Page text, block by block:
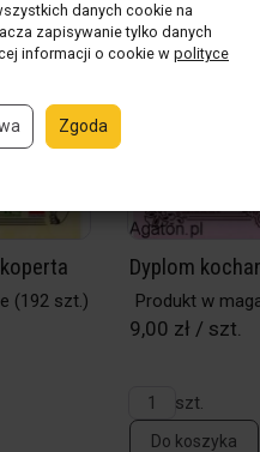
(192 szt.)
Dyplom
Produkt w
9,00 zł / szt.
szt.
Do koszyka
danych cookie na
zapisywanie tylko danych
informacji o cookie w polityce
Zgoda